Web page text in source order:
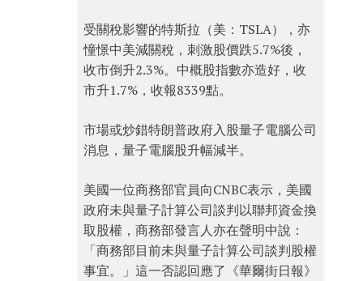
受關稅影響的特斯拉（美：TSLA），亦
憧憬中美減關稅，刺激股價跌5.7%後，
收市倒升2.3%。中概股指數亦造好，收
市升1.7%，收報8339點。
市場或炒錯特朗普政府入股量子電腦公司
消息，量子電腦股升幅減半。
美國一位商務部官員向CNBC表示，美國
政府未與量子計算公司談判以聯邦資金換
取股權，商務部發言人亦在聲明中說：
「商務部目前未與量子計算公司談判股權
事宜。」這一否認回應了《華爾街日報》